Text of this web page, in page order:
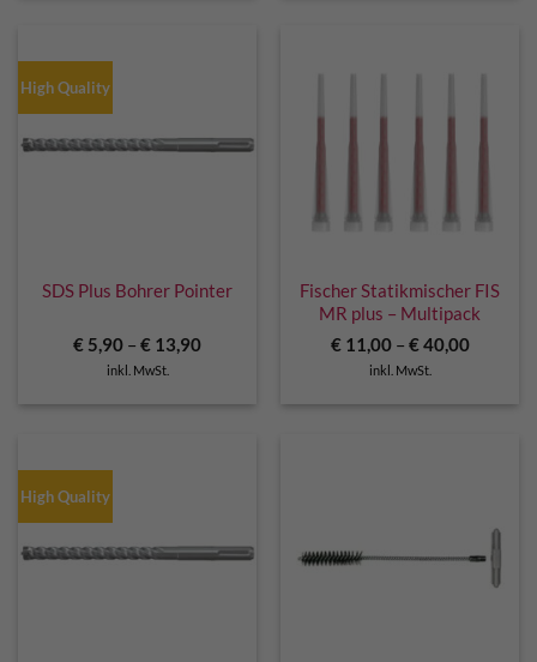
High Quality
SDS Plus Bohrer Pointer
€ 5,90 – € 13,90
inkl. MwSt.
Fischer Statikmischer FIS
MR plus – Multipack
€11,00– €40,00
inkl. MwSt.
High Quality